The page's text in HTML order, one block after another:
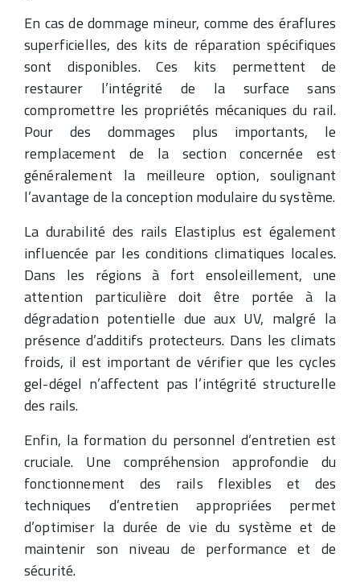
En cas de dommage mineur, comme des éraflures
superficielles, des kits de réparation spécifiques
sont disponibles. Ces kits permettent de
restaurer l’intégrité de la surface sans
compromettre les propriétés mécaniques du rail.
Pour des dommages plus importants, le
remplacement de la section concernée est
généralement la meilleure option, soulignant
l’avantage de la conception modulaire du système.
La durabilité des rails Elastiplus est également
influencée par les conditions climatiques locales.
Dans les régions à fort ensoleillement, une
attention particulière doit être portée à la
dégradation potentielle due aux UV, malgré la
présence d’additifs protecteurs. Dans les climats
froids, il est important de vérifier que les cycles
gel-dégel n’affectent pas l’intégrité structurelle
des rails.
Enfin, la formation du personnel d’entretien est
cruciale. Une compréhension approfondie du
fonctionnement des rails flexibles et des
techniques d’entretien appropriées permet
d’optimiser la durée de vie du système et de
maintenir son niveau de performance et de
sécurité.